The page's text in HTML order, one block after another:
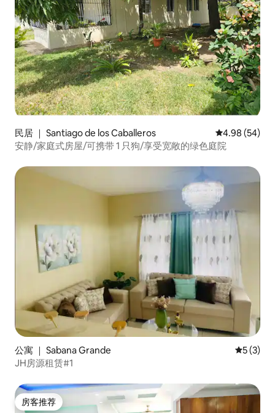
民居 ｜ Santiago de los Caballeros 平均评分 4.98
4.98 (54)
安静/家庭式房屋/可携带 1 只狗/享受宽敞的绿色庭院
公寓 ｜ Sabana Grande 平均评分
5 (3)
JH房源租赁#1
房客推荐
房客推荐